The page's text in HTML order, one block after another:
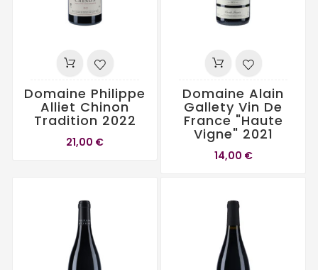
Domaine Philippe
Alliet Chinon
Tradition 2022
21,00 €
Domaine Alain
Gallety Vin De
France "Haute
Vigne" 2021
14,00 €